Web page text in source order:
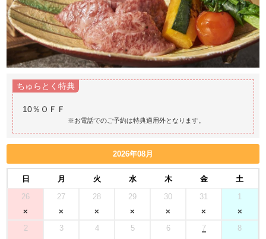
ちゅらとく特典
※お電話でのご予約は特典適用外となります。
2026年08月
日 月 火 水 木 金
土
26
27 28 29 30 31 1
2 3 4 5 6 7 8